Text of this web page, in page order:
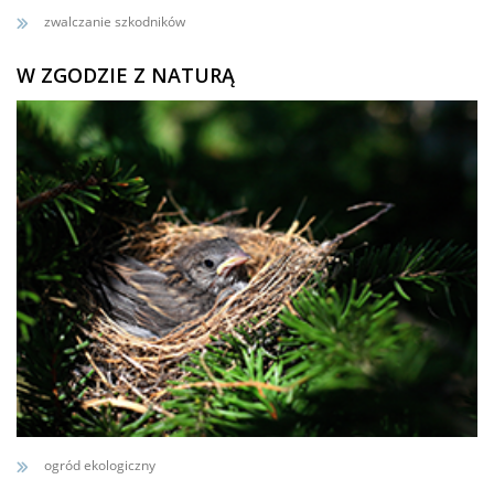
zwalczanie szkodników
W ZGODZIE Z NATURĄ
ogród ekologiczny